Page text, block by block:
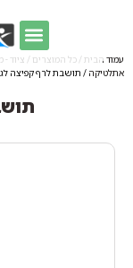
עמוד הבית / כל המוצרים / ציוד -
אתלטיקה / תושבת לרף קפיצה